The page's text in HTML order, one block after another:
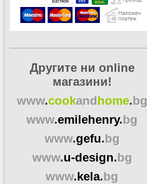
Другите ни online
магазини!
www.cookandhome.bg
www.emilehenry.bg
www.gefu.bg
www.u-design.bg
www.kela.bg